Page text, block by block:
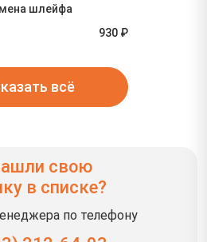
шлейфа
930 ₽
всё
свою
в списке?
по телефону